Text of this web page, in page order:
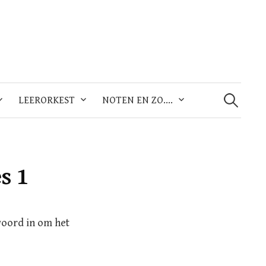
LEERORKEST NOTEN EN ZO….
naar:
1
in om het